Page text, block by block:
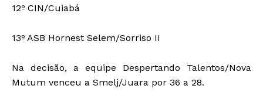
12º CIN/Cuiabá
13º ASB Hornest Selem/Sorriso II
Na decisão, a equipe Despertando Talentos/Nova
Mutum venceu a Smelj/Juara por 36 a 28.